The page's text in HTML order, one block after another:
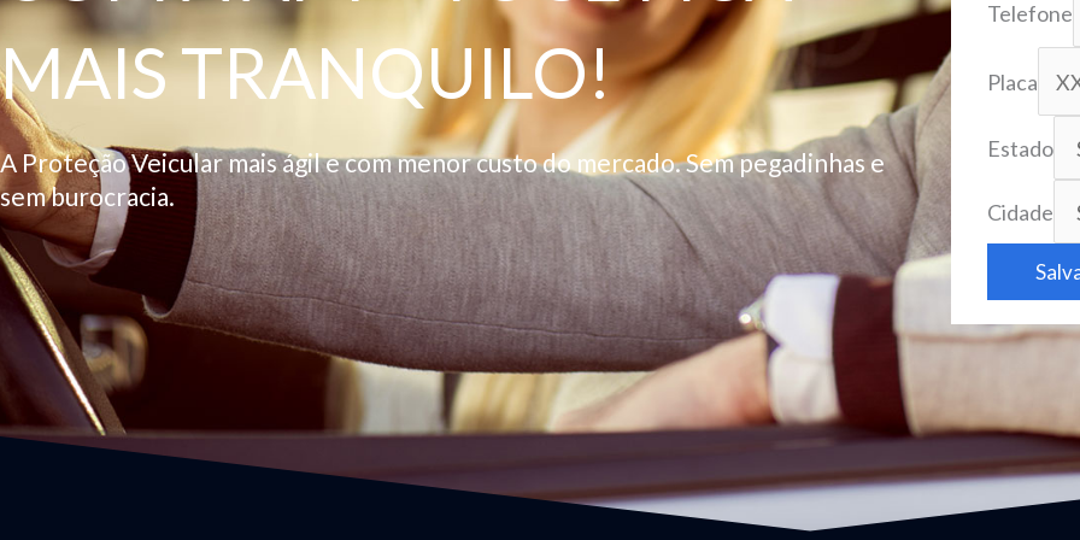
MAIS TRANQUILO!
A Proteção Veicular mais ágil e com menor custo do mercado. Sem pegadinhas e
sem burocracia.
Telefone
Placa
Estado
Cidade